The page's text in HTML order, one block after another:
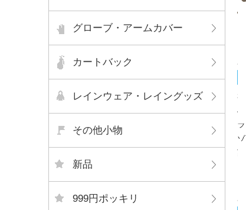
グローブ・アームカバー
カートバック
レインウェア・レイングッズ
その他小物
新品
999円ポッキリ